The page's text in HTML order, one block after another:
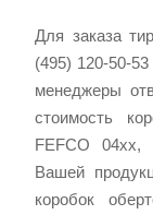
Для заказа
(495) 120-50-
менеджеры
стоимость
FEFCO 04xx,
Вашей
коробок